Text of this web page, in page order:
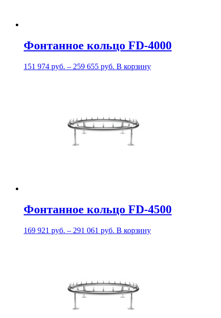
Фонтанное кольцо FD-4000
151 974 руб. – 259 655 руб. В корзину
Фонтанное кольцо FD-4500
169 921 руб. – 291 061 руб. В корзину